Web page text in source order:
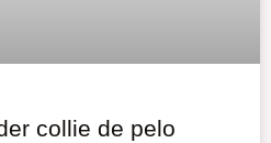
collie de pelo